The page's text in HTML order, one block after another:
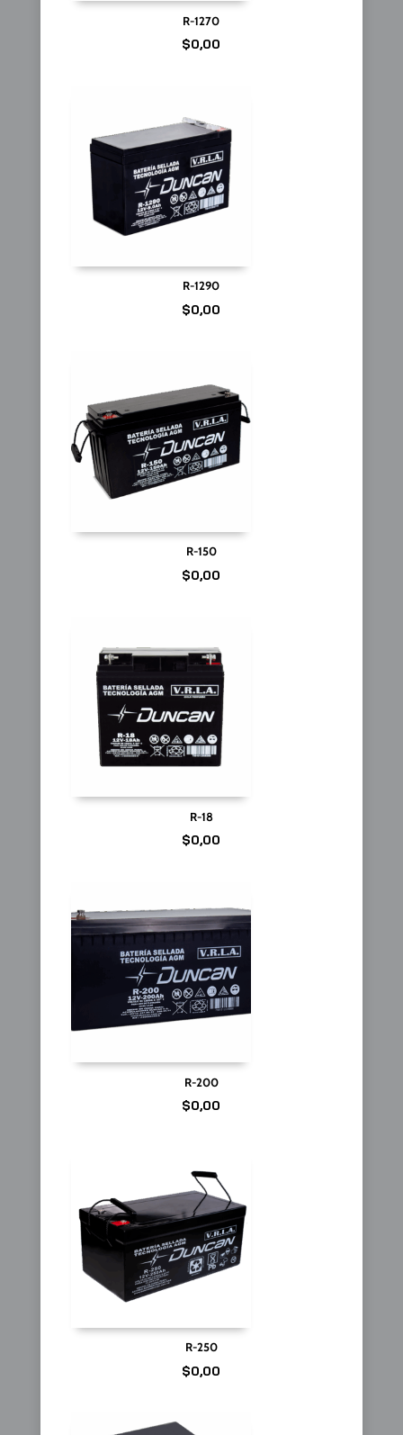
R-1270
$0,00
R-1290
$0,00
R-150
$0,00
R-18
$0,00
R-200
$0,00
R-250
$0,00